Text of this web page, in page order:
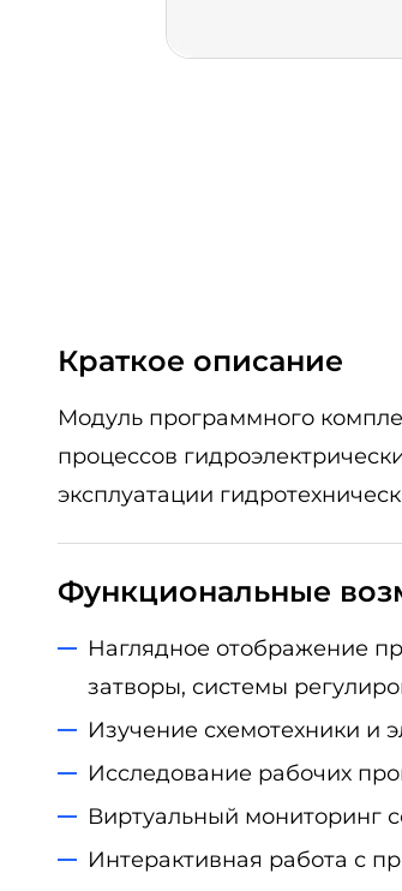
Краткое описание
Модуль программного
процессов
эксплуатации
Функциональные
Наглядное отображение
затворы, системы
Изучение схемотехники и
Исследование рабочих
Виртуальный мониторинг
Интерактивная работа с